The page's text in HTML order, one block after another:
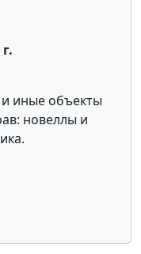
иные объекты
новеллы и